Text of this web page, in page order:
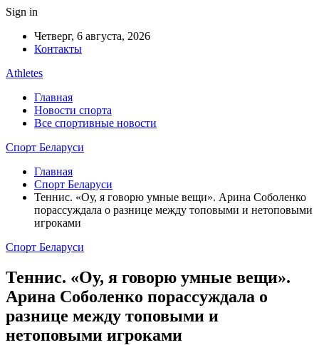
Sign in
Четверг, 6 августа, 2026
Контакты
Athletes
Главная
Новости спорта
Все спортивные новости
Спорт Беларуси
Главная
Спорт Беларуси
Теннис. «Оу, я говорю умные вещи». Арина Соболенко
порассуждала о разнице между топовыми и нетоповыми
игроками
Спорт Беларуси
Теннис. «Оу, я говорю умные вещи».
Арина Соболенко порассуждала о
разнице между топовыми и
нетоповыми игроками